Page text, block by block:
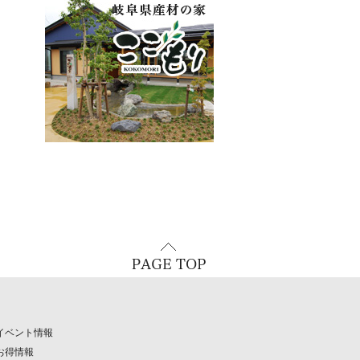
ベント情報
得情報